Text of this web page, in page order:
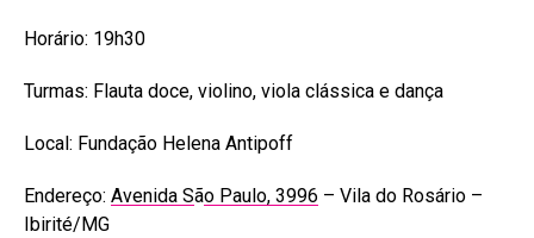
Horário: 19h30
Turmas: Flauta doce, violino, viola clássica e dança
Local: Fundação Helena Antipoff
Endereço: Avenida São Paulo, 3996 – Vila do Rosário –
Ibirité/MG